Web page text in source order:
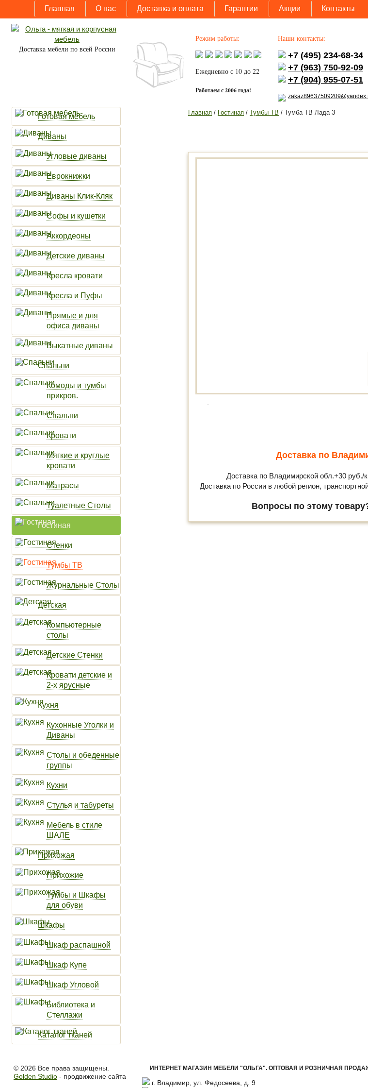
Главная О нас Доставка и оплата Гарантии Акции Контакты
Доставка мебели по всей России
Режим работы:
Ежедневно с 10 до 22
Работаем с 2006 года!
Наши контакты:
+7 (495) 234-68-34
+7 (963) 750-92-09
+7 (904) 955-07-51
Готовая мебель
Диваны
Угловые диваны
Еврокнижки
Диваны Клик-Кляк
Софы и кушетки
Аккордеоны
Детские диваны
Кресла кровати
Кресла и Пуфы
Прямые и для
офиса диваны
Выкатные диваны
Спальни
Комоды и тумбы
прикров.
Спальни
Кровати
Мягкие и круглые
кровати
Матрасы
Туалетные Столы
Гостиная
Стенки
Тумбы ТВ
Журнальные Столы
Детская
Компьютерные
столы
Детские Стенки
Кровати детские и
2-х ярусные
Кухня
Кухонные Уголки и
Диваны
Столы и обеденные
группы
Кухни
Стулья и табуреты
Мебель в стиле
ШАЛЕ
Прихожая
Прихожие
Тумбы и Шкафы
для обуви
Шкафы
Шкаф распашной
Шкаф Купе
Шкаф Угловой
Библиотека и
Стеллажи
Каталог тканей
Главная / Гостиная / Тумбы ТВ / Тумба ТВ Лада 3
Доставка по
Доставка по Владимирской обл.+30 руб./
Доставка по России в любой регион,
Вопросы по этому
© 2026 Все права защищены.
Golden Studio - продвижение сайта
ИНТЕРНЕТ МАГАЗИН МЕБЕЛИ "ОЛЬГА". ОПТОВАЯ И РОЗНИЧНАЯ
г. Владимир, ул. Федосеева, д. 9